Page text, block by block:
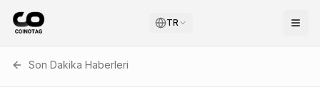
TR
Son Dakika Haberleri